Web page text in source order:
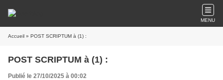
MENU
Accueil » POST SCRIPTUM à (1) :
POST SCRIPTUM à (1) :
Publié le 27/10/2025 à 00:02